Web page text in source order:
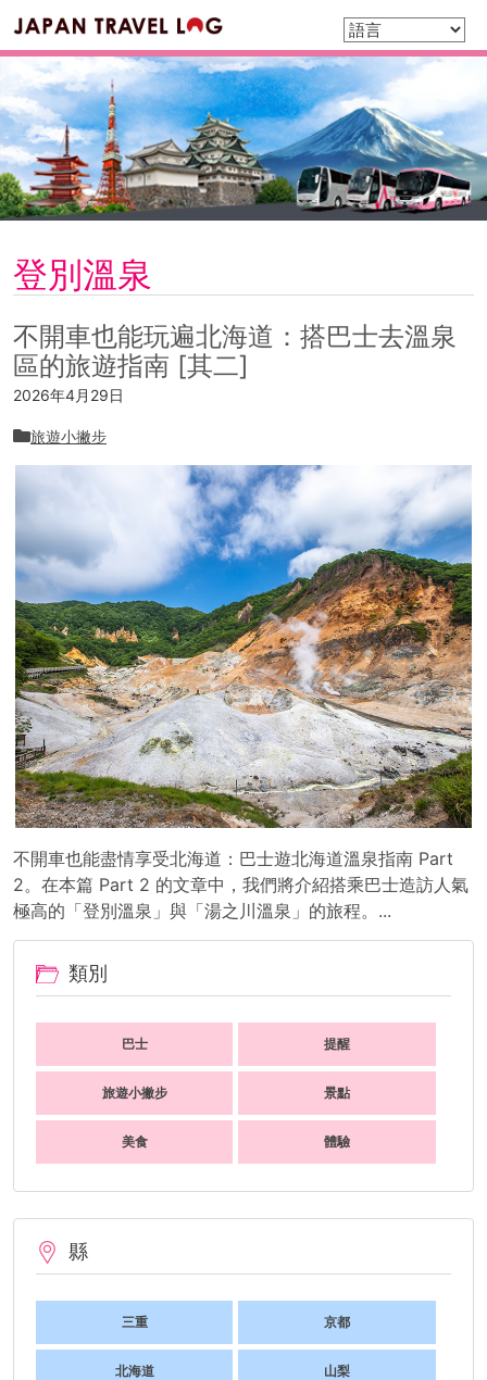
登別溫泉
不開車也能玩遍北海道：搭巴士去溫泉
區的旅遊指南 [其二]
2026年4月29日
旅遊小撇步
不開車也能盡情享受北海道：巴士遊北海道溫泉指南 Part
2。在本篇 Part 2 的文章中，我們將介紹搭乘巴士造訪人氣
極高的「登別溫泉」與「湯之川溫泉」的旅程。...
類別
巴士 提醒
旅遊小撇步 景點
美食 體驗
縣
三重 京都
北海道 山梨